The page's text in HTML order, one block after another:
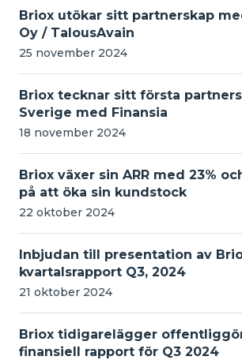
Briox utökar sitt partnerskap
Oy / TalousAvain
25 november 2024
Briox tecknar sitt första
Sverige med Finansia
18 november 2024
Briox växer sin ARR med 23%
på att öka sin kundstock
22 oktober 2024
Inbjudan till presentation av
kvartalsrapport Q3, 2024
21 oktober 2024
Briox tidigarelägger
finansiell rapport för Q3 2024